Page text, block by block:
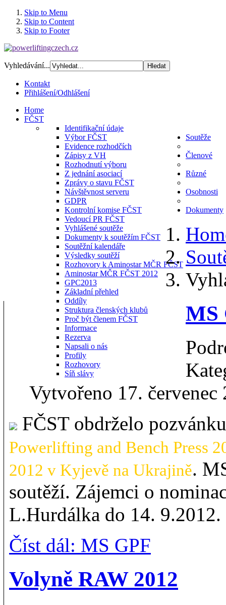
Skip to Menu
Skip to Content
Skip to Footer
Vyhledávání...
Kontakt
Přihlášení/Odhlášení
Home
FČST
Identifikační údaje
Výbor FČST
Evidence rozhodčích
Zápisy z VH
Rozhodnutí výboru
Z jednání asociací
Zprávy o stavu FČST
Návštěvnost serveru
GDPR
Kontrolní komise FČST
Vedoucí PR FČST
Soutěže
Vyhlášené soutěže
Dokumenty k soutěžím FČST
Soutěžní kalendáře
Výsledky soutěží
Rozhovory k Aminostar MČR FČST
Aminostar MČR FČST 2012
GPC2013
Členové
Základní přehled
Oddíly
Struktura členských klubů
Proč být členem FČST
Různé
Informace
Rezerva
Osobnosti
Napsali o nás
Profily
Rozhovory
Síň slávy
Dokumenty
MS
Vytvořeno 17. červenec
FČST obdrželo
Powerlifting and Bench Press
2012 v Kyjevě na Ukrajině.
soutěží. Zájemci o
L.Hurdálka do 14. 9.2012.
Číst dál: MS GPF
Volyně RAW 2012